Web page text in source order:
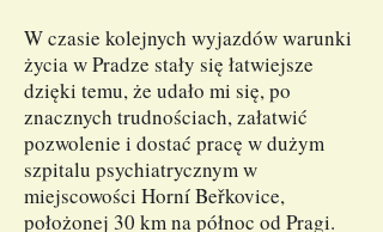
W czasie kolejnych wyjazdów warunki
życia w Pradze stały się łatwiejsze
dzięki temu, że udało mi się, po
znacznych trudnościach, załatwić
pozwolenie i dostać pracę w dużym
szpitalu psychiatrycznym w
miejscowości Horní Beřkovice,
położonej 30 km na północ od Pragi.